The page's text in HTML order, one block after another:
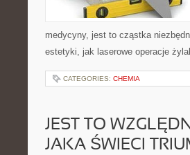
medycyny, jest to cząstka
estetyki, jak laserowe operacje
CATEGORIES: CHEMIA
JEST TO
JAKA ŚWIECI